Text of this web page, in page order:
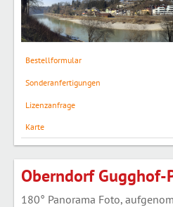
Bestellformular
Sonderanfertigungen
Lizenzanfrage
Karte
Oberndorf Gugghof-
180° Panorama Foto,